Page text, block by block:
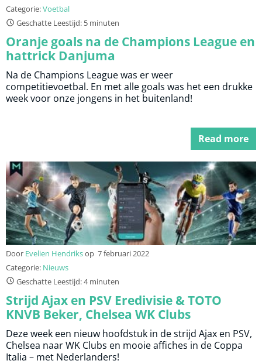
Categorie:Voetbal
Geschatte Leestijd: 5 minuten
Oranje goals na de Champions League en
hattrick Danjuma
Na de Champions League was er weer
competitievoetbal. En met alle goals was het een drukke
week voor onze jongens in het buitenland!
Read more
Door Evelien Hendriksop 7 februari 2022
Categorie: Nieuws
Geschatte Leestijd: 4 minuten
Strijd Ajax en PSV Eredivisie & TOTO
KNVB Beker, Chelsea WK Clubs
Deze week een nieuw hoofdstuk in de strijd Ajax en PSV,
Chelsea naar WK Clubs en mooie affiches in de Coppa
Italia – met Nederlanders!